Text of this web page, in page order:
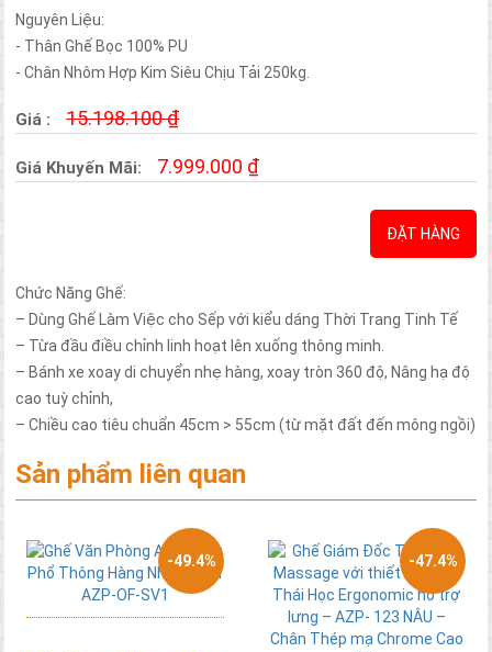
Đèn Ốp Tường
Đèn Chùm Pha Lê
Đèn Bàn
Quạt Trần / DECOR
Quạt Trần Giấu Cánh
Quạt Trần Cánh Kim Loại
Quạt Trần Cánh Gỗ
Giao hàng
Bảo hành
Thanh toán
Đổi Trả
Nguyên Liệu:
- Thân Ghế Bọc 100% PU
- Chân Nhôm Hợp Kim Siêu Chịu Tải 250kg.
Giá : 15.198.100 ₫
Giá Khuyến Mãi: 7.999.000 ₫
ĐẶT HÀNG
Chức Năng Ghế:
– Dùng Ghế Làm Việc cho Sếp với kiểu dáng Thời Trang Tinh Tế
– Từa đầu điều chỉnh linh hoạt lên xuống thông minh.
– Bánh xe xoay di chuyển nhẹ hàng, xoay tròn 360 độ, Nâng hạ độ
cao tuỳ chỉnh,
– Chiều cao tiêu chuẩn 45cm > 55cm (từ mặt đất đến mông ngồi)
Sản phẩm liên quan
-49.4% -47.4%